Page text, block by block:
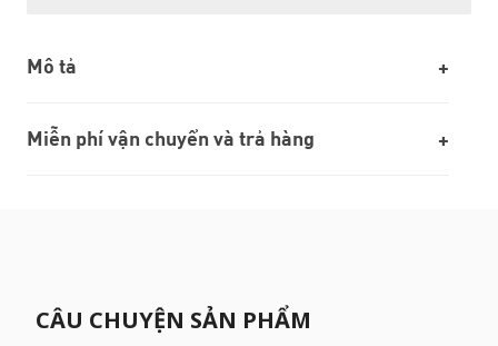
Mô tả
Miễn phí vận chuyển và trả hàng
CÂU CHUYỆN SẢN PHẨM